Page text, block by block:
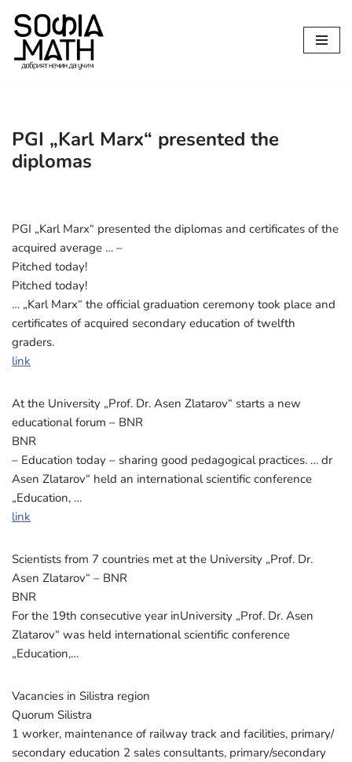
Продължете
към
PGI „Karl Marx“ presented the
diplomas
PGI „Karl Marx“ presented the diplomas and certificates of the
acquired average … –
Pitched today!
Pitched today!
… „Karl Marx“ the official graduation ceremony took place and
certificates of acquired secondary education of twelfth
graders.
link
At the University „Prof. Dr. Asen Zlatarov“ starts a new
educational forum – BNR
BNR
– Education today – sharing good pedagogical practices. … dr
Asen Zlatarov“ held an international scientific conference
„Education, …
link
Scientists from 7 countries met at the University „Prof. Dr.
Asen Zlatarov“ – BNR
BNR
For the 19th consecutive year inUniversity „Prof. Dr. Asen
Zlatarov“ was held international scientific conference
„Education,…
Vacancies in Silistra region
Quorum Silistra
1 worker, maintenance of railway track and facilities, primary/
secondary education 2 sales consultants, primary/secondary